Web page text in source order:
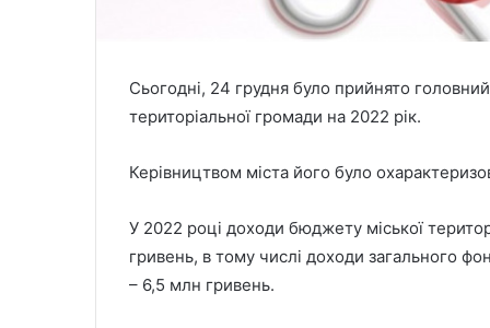
Сьогодні, 24 грудня було прийнято
територіальної громади на 2022 рік.
Керівництвом міста його було
У 2022 році доходи бюджету міської
гривень, в тому числі доходи загального
– 6,5 млн гривень.